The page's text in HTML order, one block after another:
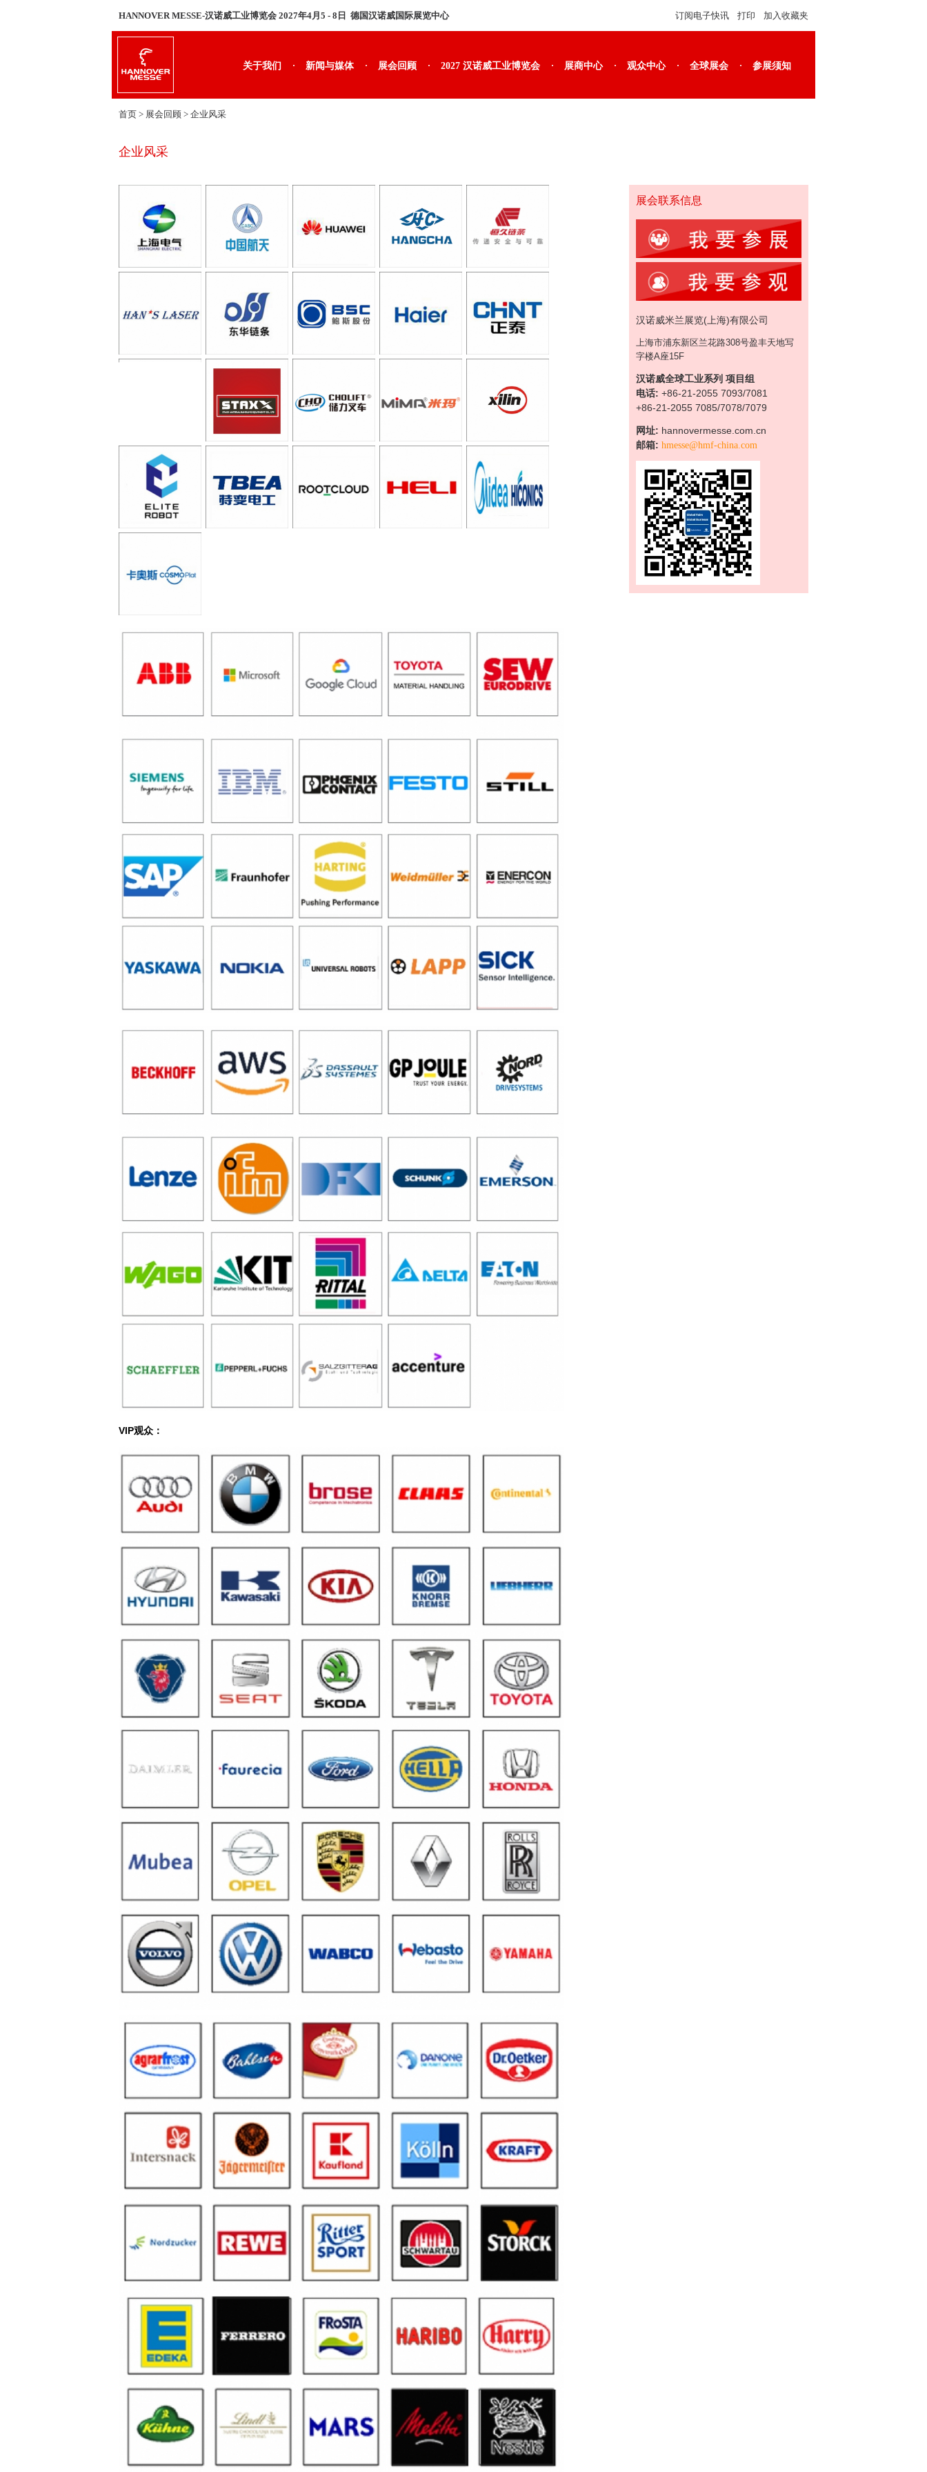
HANNOVER MESSE-汉诺威工业博览会 2027年4月5 - 8日 德国汉诺威国际展览中心 订阅电子快讯 打印 加入收藏夹
关于我们 · 新闻与媒体 · 展会回顾 · 2027 汉诺威工业博览会 · 展商中心 · 观众中心 · 全球展会 · 参展须知
首页 > 展会回顾 > 企业风采
企业风采
VIP观众：
展会联系信息
汉诺威米兰展览(上海)有限公司
上海市浦东新区兰花路308号盈丰天地写
字楼A座15F
汉诺威全球工业系列 项目组
电话: +86-21-2055 7093/7081
+86-21-2055 7085/7078/7079
网址: hannovermesse.com.cn
邮箱: hmesse@hmf-china.com